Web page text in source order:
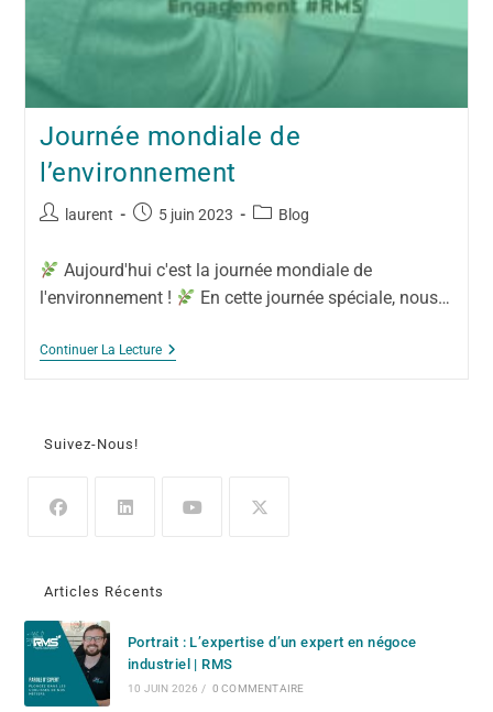
Journée mondiale de
l’environnement
laurent 5 juin 2023 Blog
Aujourd'hui c'est la journée mondiale de
l'environnement !
En cette journée spéciale, nous…
Continuer La Lecture
Suivez-Nous!
Articles Récents
Portrait : L’expertise d’un expert en négoce
industriel | RMS
10 JUIN 2026 / 0 COMMENTAIRE